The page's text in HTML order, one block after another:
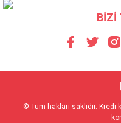
BİZİ
© Tüm hakları saklıdır.